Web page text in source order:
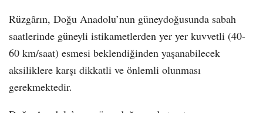
Rüzgârın, Doğu Anadolu’nun güneydoğusunda sabah
saatlerinde güneyli istikametlerden yer yer kuvvetli (40-
60 km/saat) esmesi beklendiğinden yaşanabilecek
aksiliklere karşı dikkatli ve önlemli olunması
gerekmektedir.